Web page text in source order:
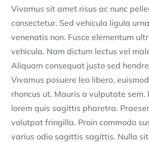
Vivamus sit amet risus ac nunc
consectetur. Sed vehicula ligula
venenatis non. Fusce elementum
vehicula. Nam dictum lectus vel
Aliquam consequat justo sed
Vivamus posuere leo libero,
rhoncus ut. Mauris a vulputate
lorem quis sagittis pharetra.
volutpat fringilla. Proin commodo
varius odio sagittis sagittis. Nulla